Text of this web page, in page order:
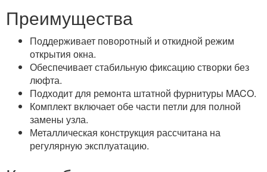
Преимущества
Поддерживает поворотный и откидной режим
открытия окна.
Обеспечивает стабильную фиксацию створки без
люфта.
Подходит для ремонта штатной фурнитуры MACO.
Комплект включает обе части петли для полной
замены узла.
Металлическая конструкция рассчитана на
регулярную эксплуатацию.